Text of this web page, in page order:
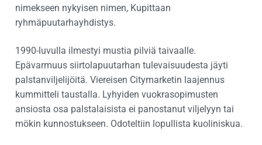
nimekseen nykyisen nimen, Kupittaan
ryhmäpuutarhayhdistys.
1990-luvulla ilmestyi mustia pilviä taivaalle.
Epävarmuus siirtolapuutarhan tulevaisuudesta jäyti
palstanviljelijöitä. Viereisen Citymarketin laajennus
kummitteli taustalla. Lyhyiden vuokrasopimusten
ansiosta osa palstalaisista ei panostanut viljelyyn tai
mökin kunnostukseen. Odoteltiin lopullista kuoliniskua.